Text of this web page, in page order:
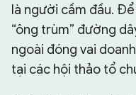
là người cầm đầu.
“ông trùm” đường
ngoài đóng vai
tại các hội thảo tổ